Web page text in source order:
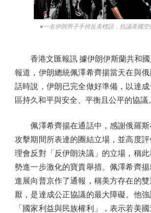
●一名伊朗男子手持反美標語，抗議美國空
香港文匯報訊 據伊朗伊斯蘭共和國
報道，伊朗總統佩澤希齊揚當天在與
話時說，伊朗已完全做好準備，以達
區持久和平與安全、平衡且公平的協議
佩澤希齊揚在通話中，感謝俄羅斯
攻擊期間所表達的團結立場，並高度
理會反對「反伊朗決議」的立場，稱
勢進一步激化的寶貴舉措。佩澤希齊揚
進展向普京作了通報，稱美方存在的
厭，是達成公正協議的最大障礙。他
「國家利益與民族權利」，表示若美